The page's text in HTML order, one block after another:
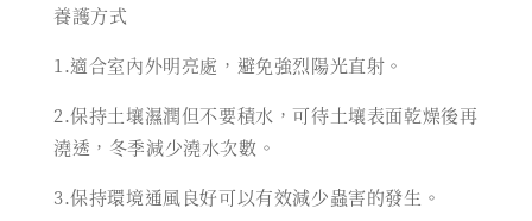
養護方式
1.適合室內外明亮處，避免強烈陽光直射。
2.保持土壤濕潤但不要積水，可待土壤表面乾燥後再
澆透，冬季減少澆水次數。
3.保持環境通風良好可以有效減少蟲害的發生。